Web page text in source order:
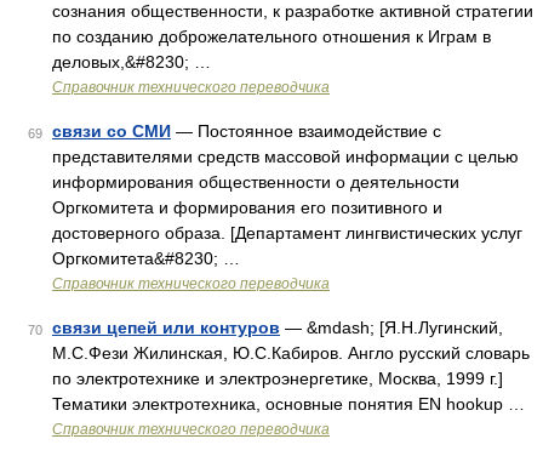
сознания общественности, к разработке активной стратегии
по созданию доброжелательного отношения к Играм в
деловых,&#8230; …
Справочник технического переводчика
69 связи со СМИ — Постоянное взаимодействие с
представителями средств массовой информации с целью
информирования общественности о деятельности
Оргкомитета и формирования его позитивного и
достоверного образа. [Департамент лингвистических услуг
Оргкомитета&#8230; …
Справочник технического переводчика
70 связи цепей или контуров — &mdash; [Я.Н.Лугинский,
М.С.Фези Жилинская, Ю.С.Кабиров. Англо русский словарь
по электротехнике и электроэнергетике, Москва, 1999 г.]
Тематики электротехника, основные понятия EN hookup …
Справочник технического переводчика